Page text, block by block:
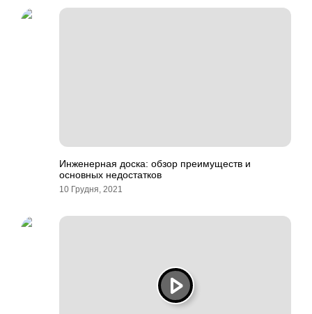
Инженерная доска: обзор преимуществ и
основных недостатков
10 Грудня, 2021